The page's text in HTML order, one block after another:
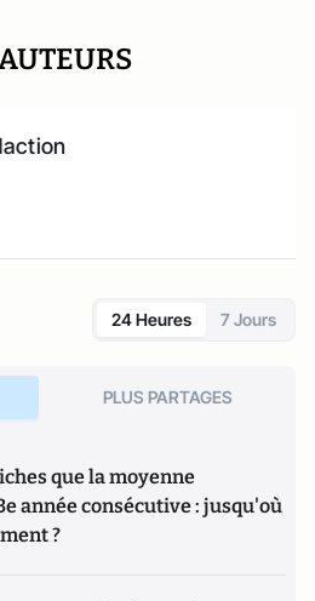
24 Heures 7 Jours
PLUS PARTAGES
que la moyenne
année consécutive : jusqu'où
?